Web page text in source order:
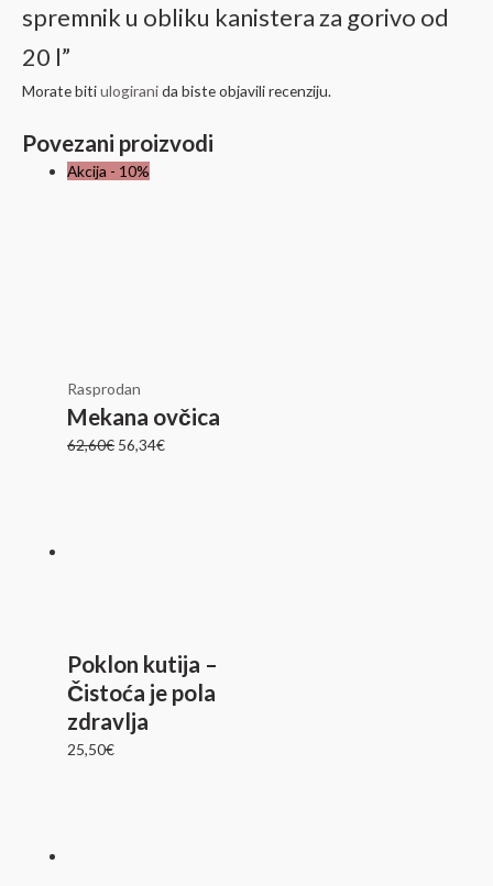
spremnik u obliku kanistera za gorivo od
20 l”
Morate bitiulogiranida biste objavili recenziju.
Povezani proizvodi
Akcija - 10%
Rasprodan
Mekana ovčica
62,60€ 56,34€
Poklon kutija –
Čistoća je pola
zdravlja
25,50€